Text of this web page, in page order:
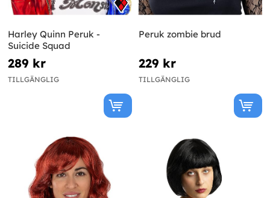
Harley Quinn Peruk -
Suicide Squad
289 kr
TILLGÄNGLIG
Peruk zombie brud
229 kr
TILLGÄNGLIG